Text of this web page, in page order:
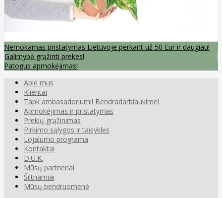
Nemokamas pristatymas Lietuvoje perkant už 50 Eur ir daugiau!
Galimybė grąžinti prekes!
Patogus apmokėjimas!
Apie mus
Klientai
Tapk ambasadoriumi! Bendradarbiaukime!
Apmokėjimas ir pristatymas
Prekių grąžinimas
Pirkimo sąlygos ir taisyklės
Lojalumo programa
Kontaktai
D.U.K.
Mūsų partneriai
Šiltnamiai
Mūsų bendruomenė